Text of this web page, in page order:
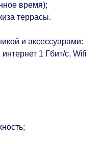
время);
террасы.
и аксессуарами:
1 Гбит/с, Wifi